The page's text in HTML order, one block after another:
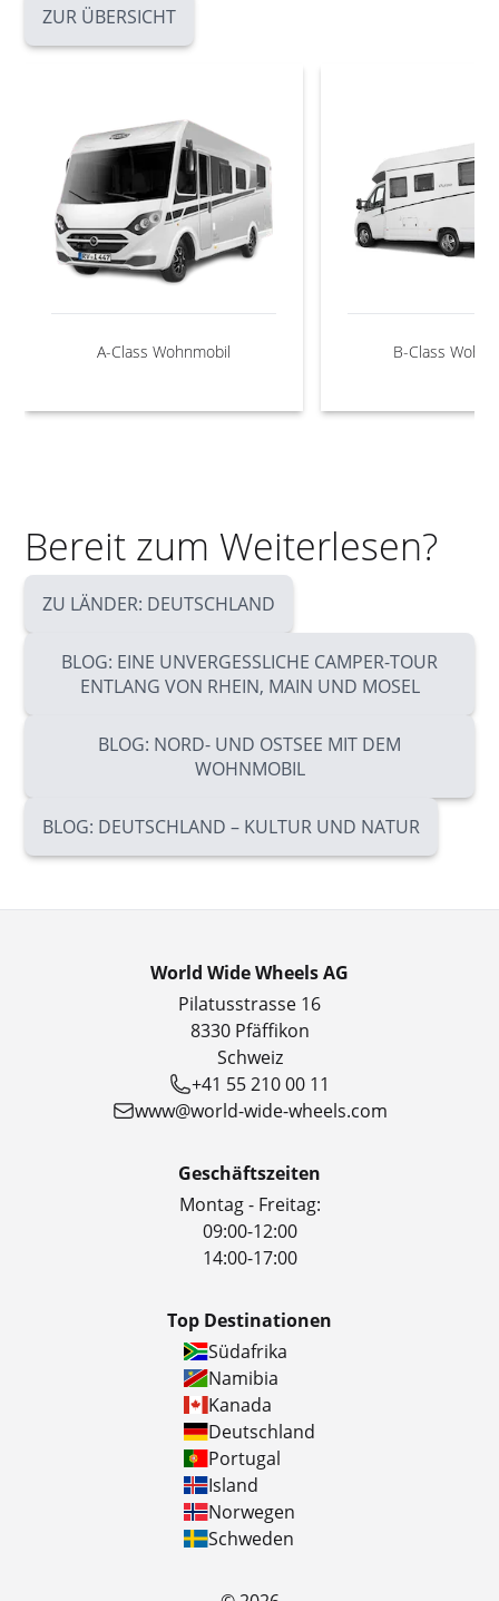
ZUR ÜBERSICHT
A-Class Wohnmobil B-Class
Bereit zum Weiterlesen?
ZU LÄNDER: DEUTSCHLAND
BLOG: EINE UNVERGESSLICHE CAMPER-TOUR
ENTLANG VON RHEIN, MAIN UND MOSEL
BLOG: NORD- UND OSTSEE MIT DEM
WOHNMOBIL
BLOG: DEUTSCHLAND – KULTUR UND NATUR
World Wide Wheels AG
Pilatusstrasse 16
8330 Pfäffikon
Schweiz
+41 55 210 00 11
www@world-wide-wheels.com
Geschäftszeiten
Montag - Freitag:
09:00-12:00
14:00-17:00
Top Destinationen
Südafrika
Namibia
Kanada
Deutschland
Portugal
Island
Norwegen
Schweden